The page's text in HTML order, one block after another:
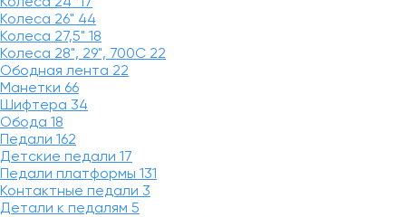
Колеса 26" 44
Колеса 27,5" 18
Колеса 28", 29", 700С 22
Ободная лента 22
Манетки 66
Шифтера 34
Обода 18
Педали 162
Детские педали 17
Педали платформы 131
Контактные педали 3
Детали к педалям 5